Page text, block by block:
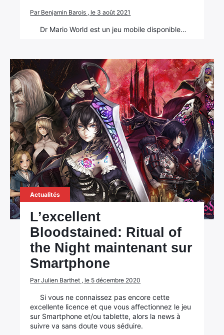
Par Benjamin Barois , le 3 août 2021
Dr Mario World est un jeu mobile disponible…
Actualités
L’excellent
Bloodstained: Ritual of
the Night maintenant sur
Smartphone
Par Julien Barthet , le 5 décembre 2020
Si vous ne connaissez pas encore cette
excellente licence et que vous affectionnez le jeu
sur Smartphone et/ou tablette, alors la news à
suivre va sans doute vous séduire.